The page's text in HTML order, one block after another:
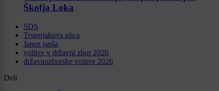
Škofja Loka
SDS
Trstenjakova ulica
Janez janša
volitve v državni zbor 2026
državnozborske volitve 2026
Deli